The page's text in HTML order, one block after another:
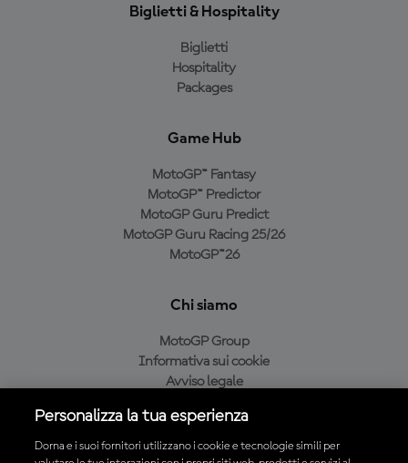
Biglietti & Hospitality
Biglietti
Hospitality
Packages
Game Hub
MotoGP™ Fantasy
MotoGP™ Predictor
MotoGP Guru Predict
MotoGP Guru Racing 25/26
MotoGP™26
Chi siamo
MotoGP Group
Informativa sui cookie
Avviso legale
Condizioni di acquisto
Personalizza la tua esperienza
Dorna e i suoi fornitori utilizzano i cookie e tecnologie simili per